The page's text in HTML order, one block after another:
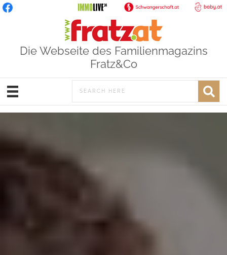
Die Webseite des Familienmagazins
Fratz&Co